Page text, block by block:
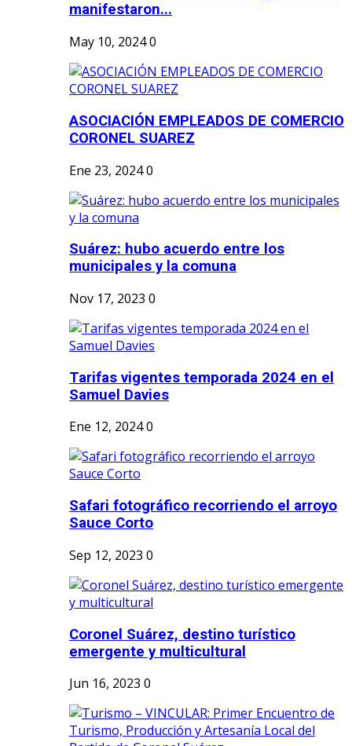
manifestaron...
May 10, 20240
ASOCIACIÓN EMPLEADOS DE COMERCIO
CORONEL SUAREZ
Ene 23, 20240
Suárez: hubo acuerdo entre los
municipales y la comuna
Nov 17, 2023 0
Tarifas vigentes temporada 2024 en el
Samuel Davies
Ene 12, 20240
Safari fotográfico recorriendo el arroyo
Sauce Corto
Sep 12, 2023 0
Coronel Suárez, destino turístico
emergente y multicultural
Jun 16, 2023 0